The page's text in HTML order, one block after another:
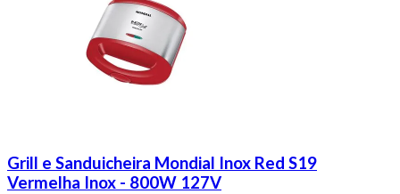
Grill e Sanduicheira Mondial Inox Red S19
Vermelha Inox - 800W 127V